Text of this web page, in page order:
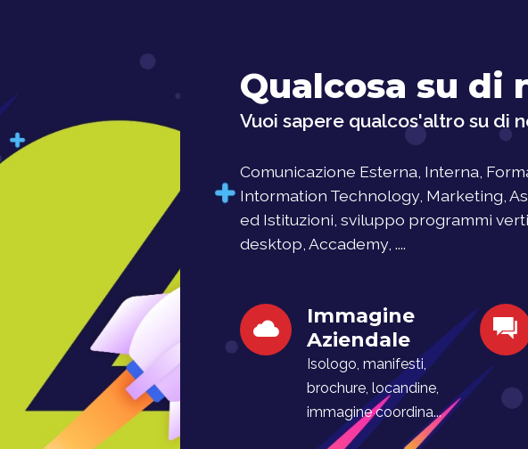
Qualcosa su di
Vuoi sapere qualcos'altro su di
Comunicazione Esterna, Interna,
Intormation Technology, Marketing,
ed Istituzioni, sviluppo programmi
desktop, Accademy, ....
Immagine
Aziendale
Isologo, manifesti,
brochure, locandine,
immagine coordina...